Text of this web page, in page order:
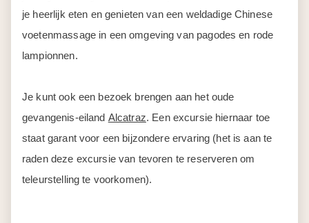
je heerlijk eten en genieten van een weldadige Chinese
voetenmassage in een omgeving van pagodes en rode
lampionnen.
Je kunt ook een bezoek brengen aan het oude
gevangenis-eiland Alcatraz. Een excursie hiernaar toe
staat garant voor een bijzondere ervaring (het is aan te
raden deze excursie van tevoren te reserveren om
teleurstelling te voorkomen).